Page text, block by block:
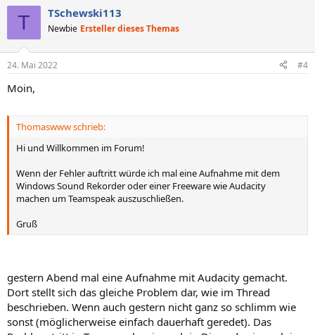
T TSchewski113
Newbie Ersteller dieses Themas
24. Mai 2022 #4
Moin,
Thomaswww schrieb:
Hi und Willkommen im Forum!
Wenn der Fehler auftritt würde ich mal eine Aufnahme mit dem
Windows Sound Rekorder oder einer Freeware wie Audacity
machen um Teamspeak auszuschließen.
Gruß
gestern Abend mal eine Aufnahme mit Audacity gemacht.
Dort stellt sich das gleiche Problem dar, wie im Thread
beschrieben. Wenn auch gestern nicht ganz so schlimm wie
sonst (möglicherweise einfach dauerhaft geredet). Das